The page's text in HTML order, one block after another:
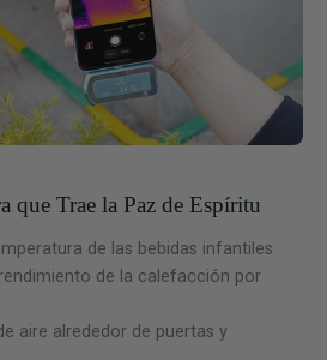
que Trae la Paz de Espíritu
de las bebidas infantiles
de la calefacción por
aire alrededor de puertas y